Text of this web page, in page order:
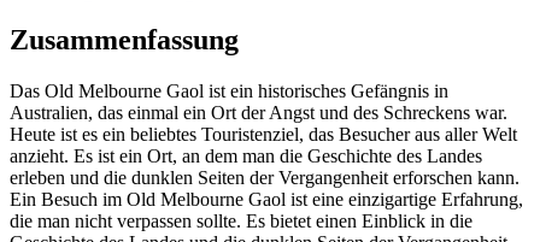
Zusammenfassung
Das Old Melbourne Gaol ist ein historisches Gefängnis in
Australien, das einmal ein Ort der Angst und des Schreckens war.
Heute ist es ein beliebtes Touristenziel, das Besucher aus aller Welt
anzieht. Es ist ein Ort, an dem man die Geschichte des Landes
erleben und die dunklen Seiten der Vergangenheit erforschen kann.
Ein Besuch im Old Melbourne Gaol ist eine einzigartige Erfahrung,
die man nicht verpassen sollte. Es bietet einen Einblick in die